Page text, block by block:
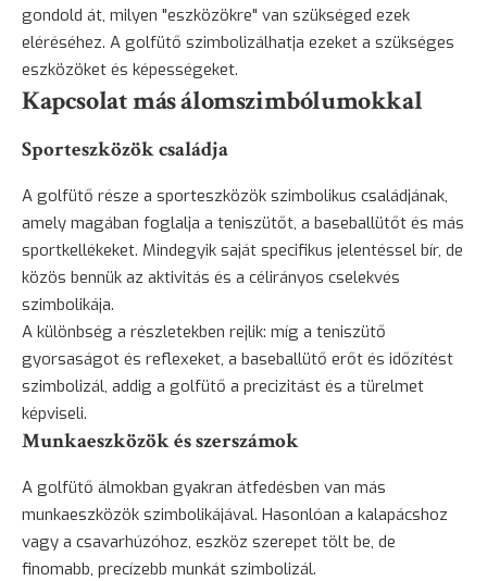
gondold át, milyen "eszközökre" van szükséged ezek
eléréséhez. A golfütő szimbolizálhatja ezeket a szükséges
eszközöket és képességeket.
Kapcsolat más álomszimbólumokkal
Sporteszközök családja
A golfütő része a sporteszközök szimbolikus családjának,
amely magában foglalja a teniszütőt, a baseballütőt és más
sportkellékeket. Mindegyik saját specifikus jelentéssel bír, de
közös bennük az aktivitás és a célirányos cselekvés
szimbolikája.
A különbség a részletekben rejlik: míg a teniszütő
gyorsaságot és reflexeket, a baseballütő erőt és időzítést
szimbolizál, addig a golfütő a precizitást és a türelmet
képviseli.
Munkaeszközök és szerszámok
A golfütő álmokban gyakran átfedésben van más
munkaeszközök szimbolikájával. Hasonlóan a kalapácshoz
vagy a csavarhúzóhoz, eszköz szerepet tölt be, de
finomabb, precízebb munkát szimbolizál.